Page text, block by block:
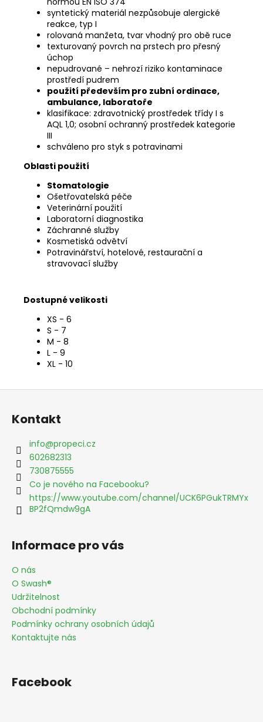
syntetický materiál nezpůsobuje alergické
reakce, typ I
rolovaná manžeta, tvar vhodný pro obě ruce
texturovaný povrch na prstech pro přesný
úchop
nepudrované – nehrozí riziko kontaminace
prostředí pudrem
použití především pro zubní ordinace,
ambulance, laboratoře
klasifikace: zdravotnický prostředek třídy I s
AQL 1,0; osobní ochranný prostředek kategorie
III
schváleno pro styk s potravinami
Oblasti použití
Stomatologie
Ošetřovatelská péče
Veterinární použití
Laboratorní diagnostika
Záchranné služby
Kosmetiská odvětví
Potravinářství, hotelové, restaurační a
stravovací služby
Dostupné velikosti
XS - 6
S - 7
M - 8
L - 9
XL - 10
Kontakt
info@propeci.cz
602682313
730875555
Co je nového na Facebooku?
https://www.youtube.com/channel/UCK6PGukTRMYx
BP2fQmdw9gA
Informace pro vás
O nás
O Swash®
Udržitelnost
Obchodní podmínky
Podmínky ochrany osobních údajů
Kontaktujte nás
Facebook